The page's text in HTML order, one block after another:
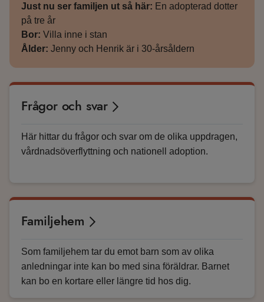
Just nu ser familjen ut så här: En adopterad dotter
på tre år
Bor: Villa inne i stan
Ålder: Jenny och Henrik är i 30-årsåldern
Frågor och svar
Här hittar du frågor och svar om de olika uppdragen,
vårdnadsöverflyttning och nationell adoption.
Familjehem
Som familjehem tar du emot barn som av olika
anledningar inte kan bo med sina föräldrar. Barnet
kan bo en kortare eller längre tid hos dig.